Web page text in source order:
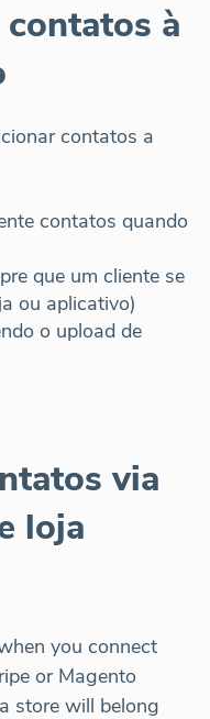
à
contatos a
contatos quando
que um cliente se
ou aplicativo)
o upload de
via
loja
you connect
or Magento
store will belong